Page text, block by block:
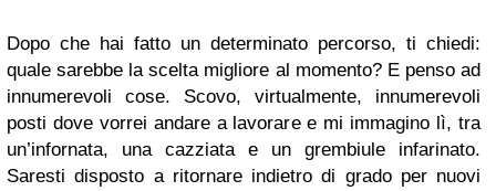
Dopo che hai fatto un determinato percorso, ti chiedi:
quale sarebbe la scelta migliore al momento? E penso ad
innumerevoli cose. Scovo, virtualmente, innumerevoli
posti dove vorrei andare a lavorare e mi immagino lì, tra
un’infornata, una cazziata e un grembiule infarinato.
Saresti disposto a ritornare indietro di grado per nuovi